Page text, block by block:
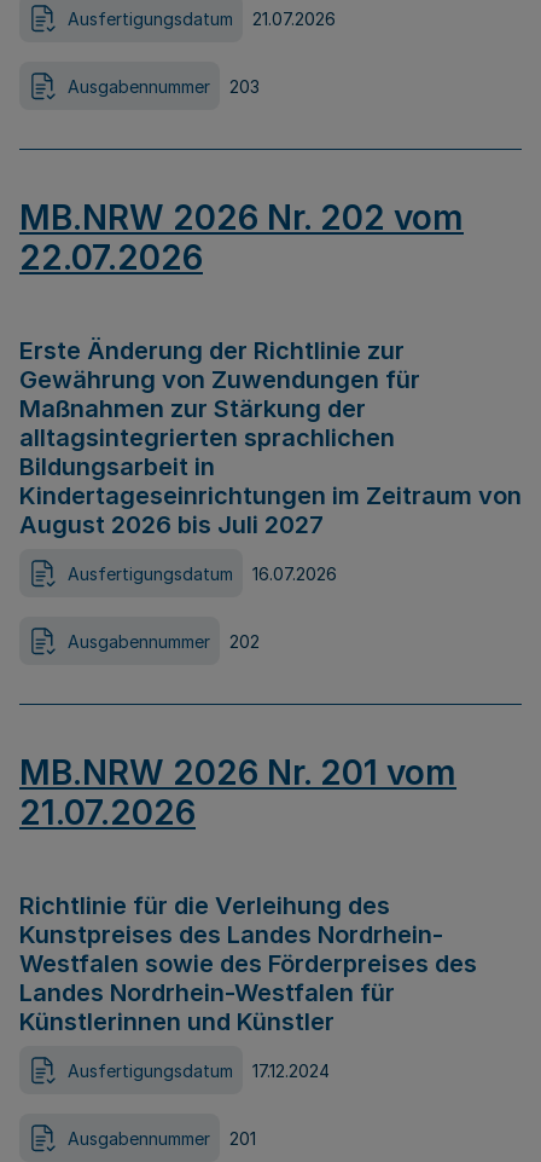
Ausfertigungsdatum 21.07.2026
Ausgabennummer 203
MB.NRW 2026 Nr. 202 vom
22.07.2026
Erste Änderung der Richtlinie zur
Gewährung von Zuwendungen für
Maßnahmen zur Stärkung der
alltagsintegrierten sprachlichen
Bildungsarbeit in
Kindertageseinrichtungen im Zeitraum von
August 2026 bis Juli 2027
Ausfertigungsdatum 16.07.2026
Ausgabennummer 202
MB.NRW 2026 Nr. 201 vom
21.07.2026
Richtlinie für die Verleihung des
Kunstpreises des Landes Nordrhein-
Westfalen sowie des Förderpreises des
Landes Nordrhein-Westfalen für
Künstlerinnen und Künstler
Ausfertigungsdatum 17.12.2024
Ausgabennummer 201